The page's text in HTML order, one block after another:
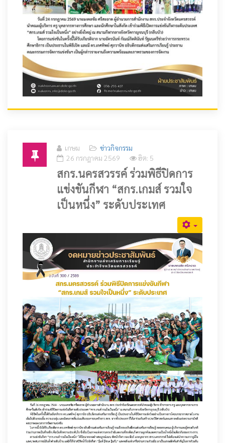
เกษม
ข่าวกิจกรรม
26 กรกฎาคม 2569
ฮิต: 5
สกร.นครสวรรค์ ร่วมพิธีปิดการ
แข่งขันกีฬา “สกร.เกมส์ รวมใจ
เป็นหนึ่ง” ระดับประเทศ